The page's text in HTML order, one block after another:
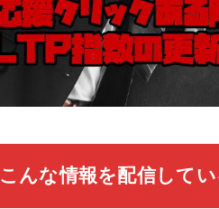
こんな情報を配信して